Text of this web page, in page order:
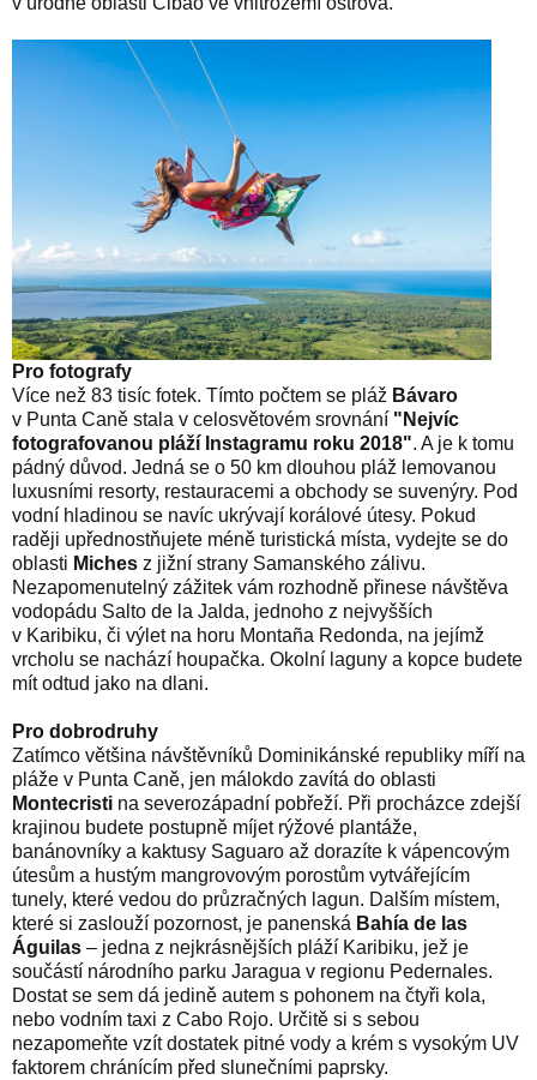
Pro fotografy
Více než 83 tisíc fotek. Tímto počtem se pláž Bávaro
v Punta Caně stala v celosvětovém srovnání "Nejvíc
fotografovanou pláží Instagramu roku 2018". A je k tomu
pádný důvod. Jedná se o 50 km dlouhou pláž lemovanou
luxusními resorty, restauracemi a obchody se suvenýry. Pod
vodní hladinou se navíc ukrývají korálové útesy. Pokud
raději upřednostňujete méně turistická místa, vydejte se do
oblasti Miches z jižní strany Samanského zálivu.
Nezapomenutelný zážitek vám rozhodně přinese návštěva
vodopádu Salto de la Jalda, jednoho z nejvyšších
v Karibiku, či výlet na horu Montaña Redonda, na jejímž
vrcholu se nachází houpačka. Okolní laguny a kopce budete
mít odtud jako na dlani.
Pro dobrodruhy
Zatímco většina návštěvníků Dominikánské republiky míří na
pláže v Punta Caně, jen málokdo zavítá do oblasti
Montecristi na severozápadní pobřeží. Při procházce zdejší
krajinou budete postupně míjet rýžové plantáže,
banánovníky a kaktusy Saguaro až dorazíte k vápencovým
útesům a hustým mangrovovým porostům vytvářejícím
tunely, které vedou do průzračných lagun. Dalším místem,
které si zaslouží pozornost, je panenská Bahía de las
Águilas – jedna z nejkrásnějších pláží Karibiku, jež je
součástí národního parku Jaragua v regionu Pedernales.
Dostat se sem dá jedině autem s pohonem na čtyři kola,
nebo vodním taxi z Cabo Rojo. Určitě si s sebou
nezapomeňte vzít dostatek pitné vody a krém s vysokým UV
faktorem chránícím před slunečními paprsky.